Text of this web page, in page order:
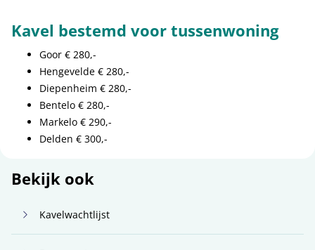
Kavel bestemd voor tussenwoning
Goor € 280,-
Hengevelde € 280,-
Diepenheim € 280,-
Bentelo € 280,-
Markelo € 290,-
Delden € 300,-
Bekijk ook
Kavelwachtlijst